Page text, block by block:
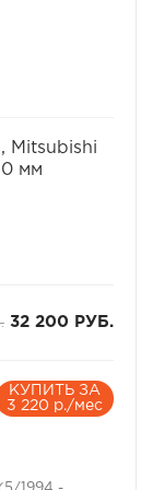
Mitsubishi
мм
32 200 РУБ.
КУПИТЬ ЗА
3 220 р./мес